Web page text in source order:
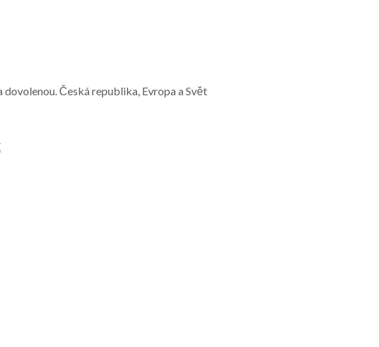
Česká republika, Evropa a Svět